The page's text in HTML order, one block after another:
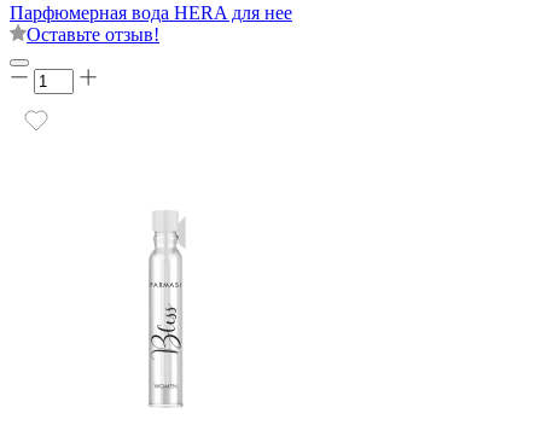
Парфюмерная вода HERA для нее
Оставьте отзыв!